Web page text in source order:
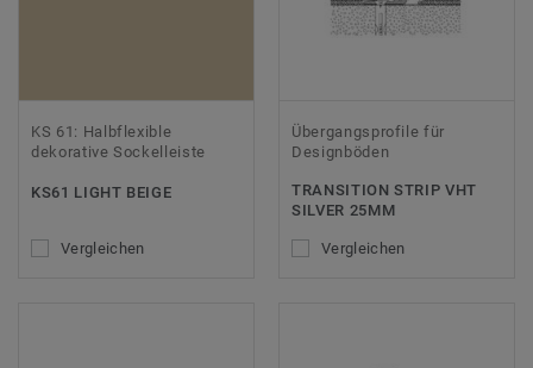
KS 61: Halbflexible
dekorative Sockelleiste
KS61 LIGHT BEIGE
Vergleichen
Übergangsprofile für
Designböden
TRANSITION STRIP VHT
SILVER 25MM
Vergleichen